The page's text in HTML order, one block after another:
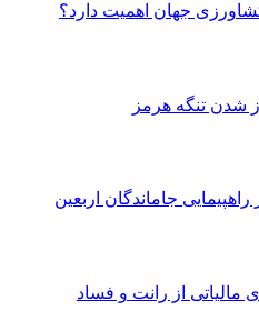
جهان اهمیت دارد؟
جاماندگان اربعین